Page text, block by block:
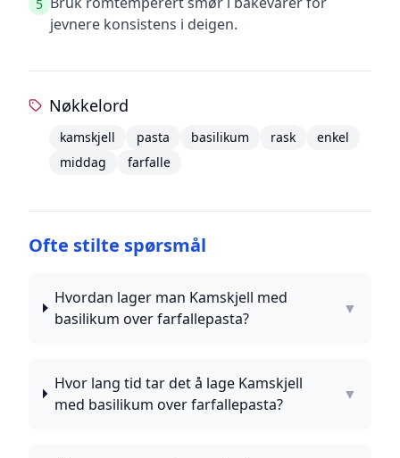
5
jevnere konsistens i deigen.
Nøkkelord
kamskjell pasta basilikum rask
enkel
middag
farfalle
Ofte stilte spørsmål
Hvordan lager man Kamskjell med
basilikum over farfallepasta?
▼
Hvor lang tid tar det å lage Kamskjell
med basilikum over farfallepasta?
▼